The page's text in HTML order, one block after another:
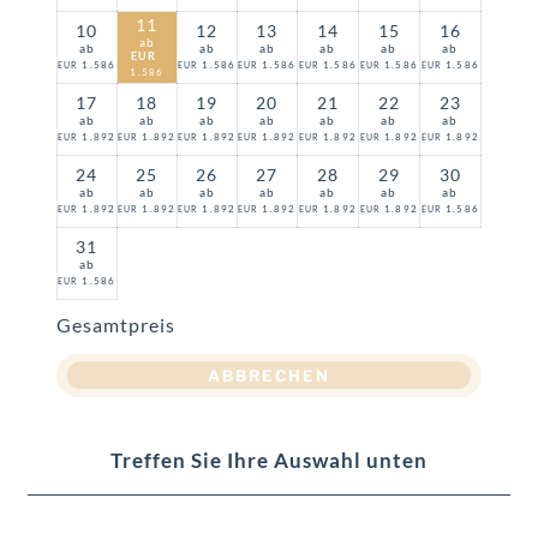
10
ab
EUR 1.586
11
ab
EUR
1.586
12
ab
EUR 1.586
13
ab
EUR 1.586
14
ab
EUR 1.586
15
ab
EUR 1.586
16
ab
EUR 1.586
17
ab
EUR 1.892
18
ab
EUR 1.892
19
ab
EUR 1.892
20
ab
EUR 1.892
21
ab
EUR 1.892
22
ab
EUR 1.892
23
ab
EUR 1.892
24
ab
EUR 1.892
25
ab
EUR 1.892
26
ab
EUR 1.892
27
ab
EUR 1.892
28
ab
EUR 1.892
29
ab
EUR 1.892
30
ab
EUR 1.586
31
ab
EUR 1.586
Gesamtpreis
ABBRECHEN
Treffen Sie Ihre Auswahl unten